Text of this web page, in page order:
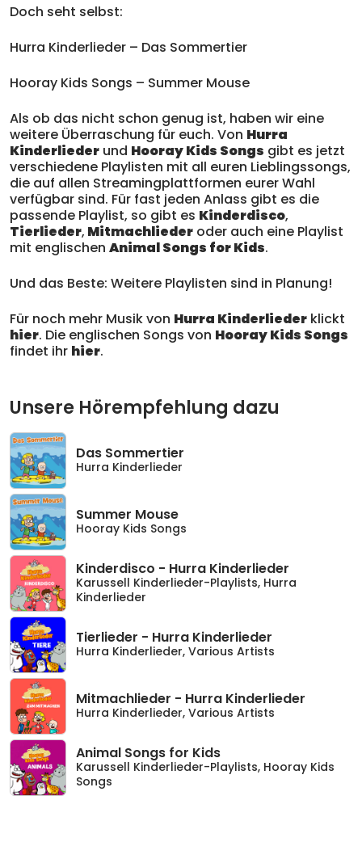
Doch seht selbst:
Hurra Kinderlieder – Das Sommertier
Hooray Kids Songs – Summer Mouse
Als ob das nicht schon genug ist, haben wir eine
weitere Überraschung für euch. Von Hurra
Kinderlieder und Hooray Kids Songs gibt es jetzt
verschiedene Playlisten mit all euren Lieblingssongs,
die auf allen Streamingplattformen eurer Wahl
verfügbar sind. Für fast jeden Anlass gibt es die
passende Playlist, so gibt es Kinderdisco,
Tierlieder, Mitmachlieder oder auch eine Playlist
mit englischen Animal Songs for Kids.
Und das Beste: Weitere Playlisten sind in Planung!
Für noch mehr Musik von Hurra Kinderlieder klickt
hier. Die englischen Songs von Hooray Kids Songs
findet ihr hier.
Unsere Hörempfehlung dazu
Das Sommertier
Hurra Kinderlieder
Summer Mouse
Hooray Kids Songs
Kinderdisco - Hurra Kinderlieder
Karussell Kinderlieder-Playlists, Hurra
Kinderlieder
Tierlieder - Hurra Kinderlieder
Hurra Kinderlieder, Various Artists
Mitmachlieder - Hurra Kinderlieder
Hurra Kinderlieder, Various Artists
Animal Songs for Kids
Karussell Kinderlieder-Playlists, Hooray Kids
Songs